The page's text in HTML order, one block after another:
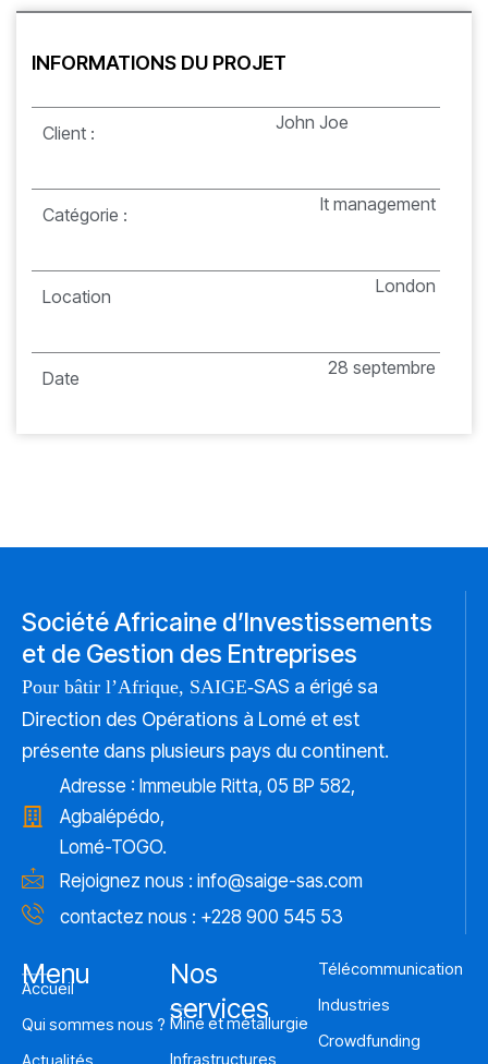
INFORMATIONS DU PROJET
Client : John Joe
Catégorie : It management
Location London
Date 28 septembre
Société Africaine d’Investissements
et de Gestion des Entreprises
Pour bâtir l’Afrique, SAIGE-SAS a érigé sa
Direction des Opérations à Lomé et est
présente dans plusieurs pays du continent.
Adresse : Immeuble Ritta, 05 BP 582,
Agbalépédo,
Lomé-TOGO.
Rejoignez nous : info@saige-sas.com
contactez nous : +228 900 545 53
Menu
Accueil
Qui sommes nous ?
Nos
services
Mine et métallurgie
Infrastructures
Télécommunication
Industries
Crowdfunding